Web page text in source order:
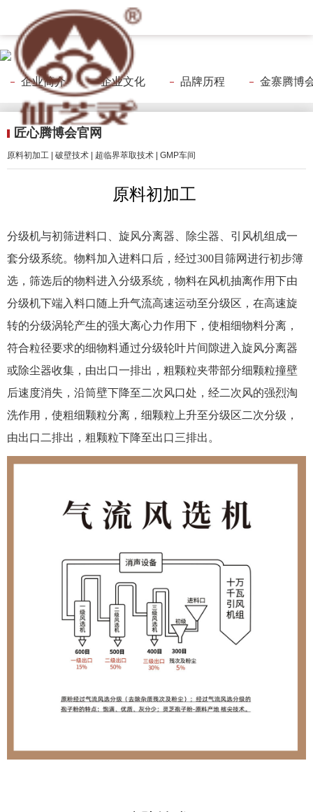
企业简介 企业文化 品牌历程 金寨腾博会官
匠心腾博会官网
原料初加工 | 破壁技术 | 超临界萃取技术 | GMP车间
原料初加工
分级机与初筛进料口、旋风分离器、除尘器、引风机组成一
套分级系统。物料加入进料口后，经过300目筛网进行初步簿
选，筛选后的物料进入分级系统，物料在风机抽离作用下由
分级机下端入料口随上升气流高速运动至分级区，在高速旋
转的分级涡轮产生的强大离心力作用下，使相细物料分离，
符合粒径要求的细物料通过分级轮叶片间隙进入旋风分离器
或除尘器收集，由出口一排出，粗颗粒夹带部分细颗粒撞壁
后速度消失，沿筒壁下降至二次风口处，经二次风的强烈淘
洗作用，使粗细颗粒分离，细颗粒上升至分级区二次分级，
由出口二排出，粗颗粒下降至出口三排出。